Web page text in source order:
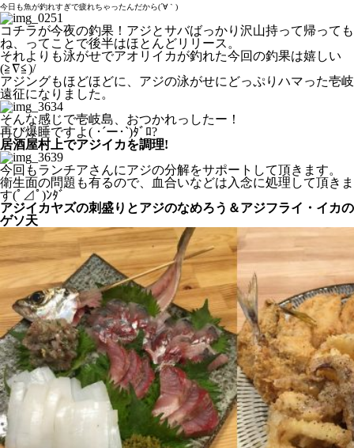
今日も魚が釣れすぎで疲れちゃったんだから(´∀｀)
コチラが今夜の釣果！アジとサバばっかり沢山持って帰っても
ね、ってことで後半はほとんどリリース。
それよりも泳がせでアオリイカが釣れた今回の釣果は嬉しい
(≧∇≦)/
アジングもほどほどに、アジの泳がせにどっぷりハマった壱岐
遠征になりました。
そんな感じで壱岐島、おつかれっしたー！
再び爆睡ですよ( ･´ー･`)ﾀﾞﾛ?
居酒屋村上でアジイカを調理!
今回もランチアさんにアジの分解をサポートして頂きます。
衛生面の問題も有るので、血合いなどは入念に処理して頂きま
す(ﾟ⊿ﾟ)ﾝﾀﾞ
アジイカヤズの刺盛りとアジのなめろう＆アジフライ・イカの
ゲソ天